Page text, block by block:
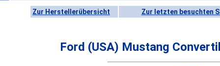
Zur Herstellerübersicht Zur letzten besuchten
Ford (USA) Mustang